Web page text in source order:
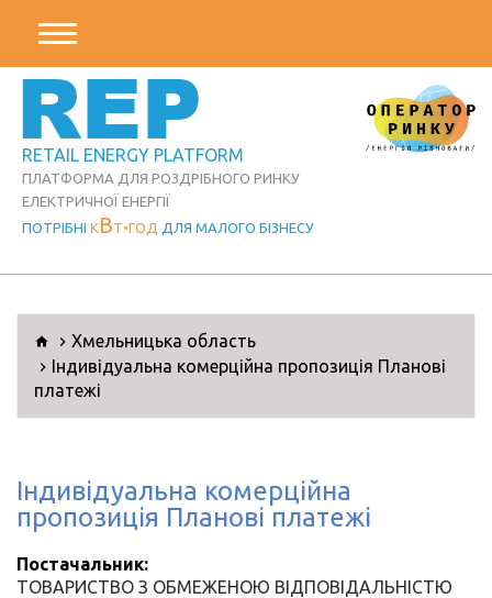
REP
RETAIL ENERGY PLATFORM
ПЛАТФОРМА ДЛЯ РОЗДРІБНОГО РИНКУ
ЕЛЕКТРИЧНОЇ ЕНЕРГІЇ
ПОТРІБНІ К ВТ ГОД ДЛЯ МАЛОГО БІЗНЕСУ
Хмельницька область
​​​​​​​Індивідуальна комерційна пропозиція Планові
платежі
​​​​​​​Індивідуальна комерційна
пропозиція Планові платежі
Постачальник:
ТОВАРИСТВО З ОБМЕЖЕНОЮ ВІДПОВІДАЛЬНІСТЮ